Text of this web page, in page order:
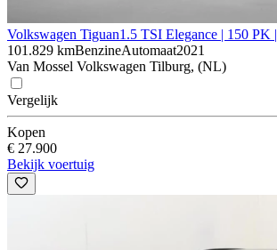
Volkswagen Tiguan1.5 TSI Elegance | 150 PK |
101.829 kmBenzineAutomaat2021
Van Mossel Volkswagen Tilburg, (NL)
Vergelijk
Kopen
€ 27.900
Bekijk voertuig